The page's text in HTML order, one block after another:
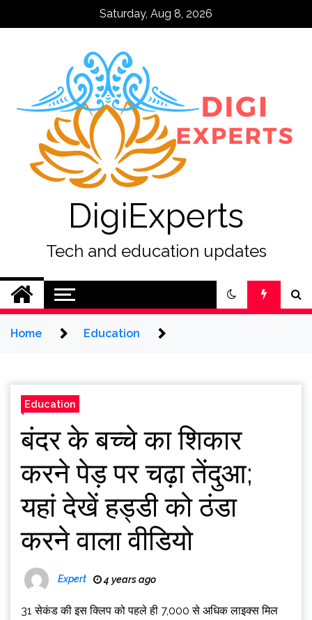
Saturday, Aug 8, 2026
DigiExperts
Tech and education updates
Home Education
Education
बंदर के बच्चे का शिकार
करने पेड़ पर चढ़ा तेंदुआ;
यहां देखें हड्डी को ठंडा
करने वाला वीडियो
Expert 4 years ago
31 सेकंड की इस क्लिप को पहले ही 7,000 से अधिक लाइक्स मिल